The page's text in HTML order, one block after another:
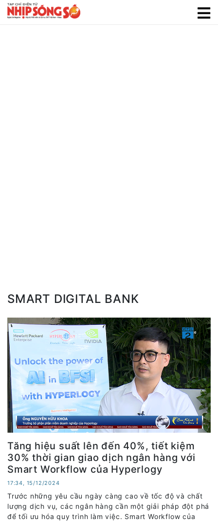
SMART DIGITAL BANK
Tăng hiệu suất lên đến 40%, tiết kiệm
30% thời gian giao dịch ngân hàng với
Smart Workflow của Hyperlogy
17:34, 15/12/2024
Trước những yêu cầu ngày càng cao về tốc độ và chất
lượng dịch vụ, các ngân hàng cần một giải pháp đột phá
để tối ưu hóa quy trình làm việc. Smart Workflow của